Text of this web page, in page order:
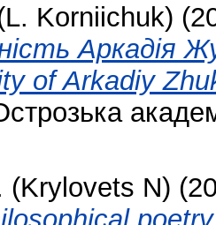
Korniichuk)
Аркадія
of Arkadiy
(Krylovets N)